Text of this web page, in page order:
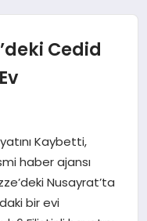
Cedid
Kaybetti,
haber ajansı
Nusayrat’ta
bir evi